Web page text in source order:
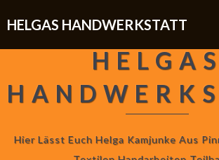
HELGAS HANDWERKSTATT
HELGAS
Hier Lässt Euch Helga Kamjunke Aus